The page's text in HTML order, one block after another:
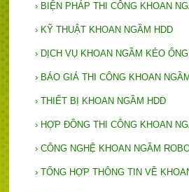
› BIỆN PHÁP THI CÔNG KHOAN
› KỸ THUẬT KHOAN NGẦM HDD
› DỊCH VỤ KHOAN NGẦM KÉO ỐNG
› BÁO GIÁ THI CÔNG KHOAN
› THIẾT BỊ KHOAN NGẦM HDD
› HỢP ĐỒNG THI CÔNG KHOAN
› CÔNG NGHỆ KHOAN NGẦM
› TỔNG HỢP THÔNG TIN VỀ